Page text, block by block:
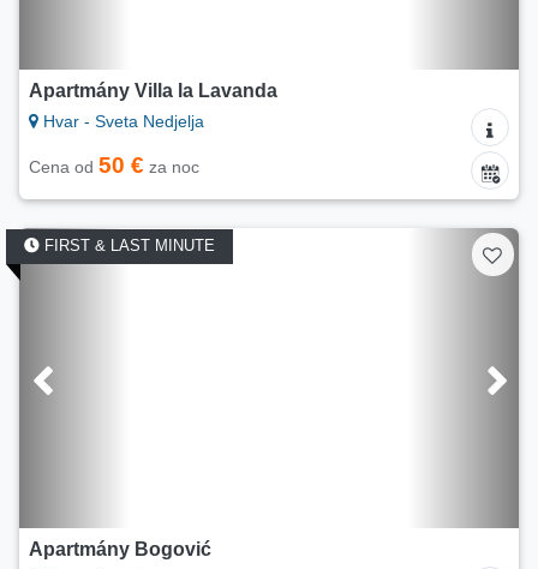
Apartmány Villa la Lavanda
Hvar - Sveta Nedjelja
Cena od 50 € za noc
FIRST & LAST MINUTE
Apartmány Bogović